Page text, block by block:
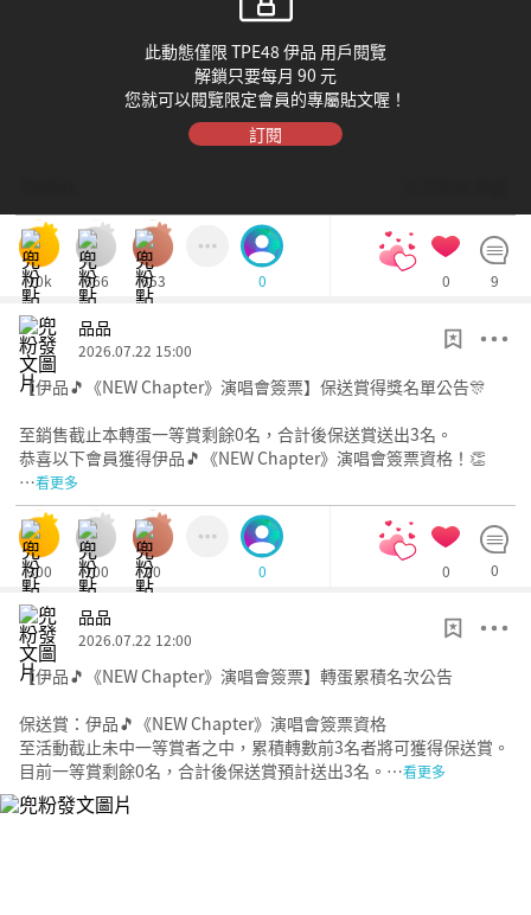
此動態僅限 TPE48 伊品 用戶閱覽
解鎖只要每月 90 元
您就可以閱覽限定會員的專屬貼文喔！
訂閱
10k 666 653 0 0 9
品品
2026.07.22 15:00
【伊品🎵《NEW Chapter》演唱會簽票】保送賞得獎名單公告🎊
至銷售截止本轉蛋一等賞剩餘0名，合計後保送賞送出3名。
恭喜以下會員獲得伊品🎵《NEW Chapter》演唱會簽票資格！👏
…看更多
300 100 20 0 0 0
品品
2026.07.22 12:00
【伊品🎵《NEW Chapter》演唱會簽票】轉蛋累積名次公告
保送賞：伊品🎵《NEW Chapter》演唱會簽票資格
至活動截止未中一等賞者之中，累積轉數前3名者將可獲得保送賞。
目前一等賞剩餘0名，合計後保送賞預計送出3名。…看更多